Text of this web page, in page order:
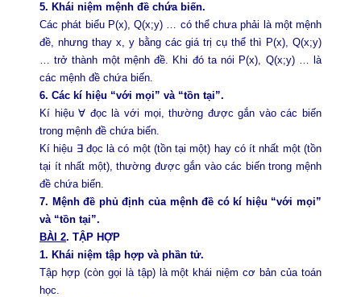
5. Khái niệm mệnh đề chứa biến.
Các phát biểu P(x), Q(x;y) … có thể chưa phải là một mệnh
đề, nhưng thay x, y bằng các giá trị cụ thể thì P(x), Q(x;y)
… trở thành một mệnh đề. Khi đó ta nói P(x), Q(x;y) … là
các mệnh đề chứa biến.
6. Các kí hiệu “với mọi” và “tồn tại”.
Kí hiệu ∀ đọc là với mọi, thường được gắn vào các biến
trong mệnh đề chứa biến.
Kí hiệu ∃ đọc là có một (tồn tại một) hay có ít nhất một (tồn
tại ít nhất một), thường được gắn vào các biến trong mệnh
đề chứa biến.
7. Mệnh đề phủ định của mệnh đề có kí hiệu “với mọi”
và “tồn tại”.
BÀI 2. TẬP HỢP
1. Khái niệm tập hợp và phần tử.
Tập hợp (còn gọi là tập) là một khái niệm cơ bản của toán
học.